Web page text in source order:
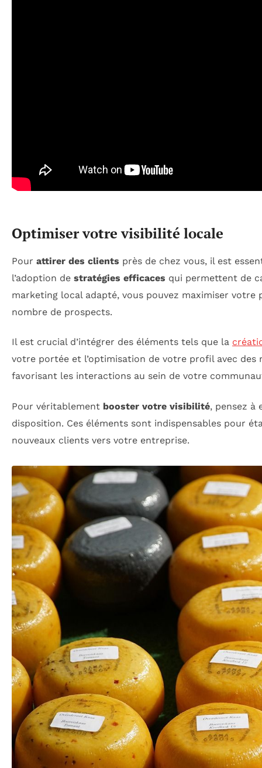
Optimiser votre visibilité locale
Pour attirer des clients près de chez vous, il est
l’adoption de stratégies efficaces qui permettent de
marketing local adapté, vous pouvez maximiser
nombre de prospects.
Il est crucial d’intégrer des éléments tels que la
votre portée et l’optimisation de votre profil avec
favorisant les interactions au sein de votre
Pour véritablement booster votre visibilité, pensez à
disposition. Ces éléments sont indispensables pour
nouveaux clients vers votre entreprise.